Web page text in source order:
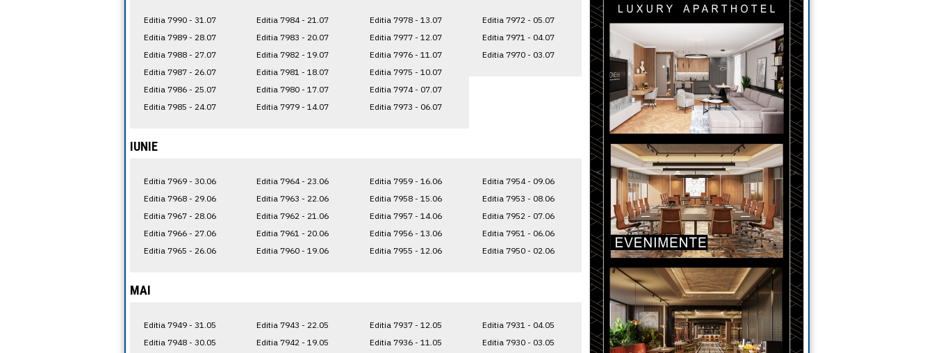
Editia 7990 - 31.07
Editia 7989 - 28.07
Editia 7988 - 27.07
Editia 7987 - 26.07
Editia 7986 - 25.07
Editia 7985 - 24.07
Editia 7984 - 21.07
Editia 7983 - 20.07
Editia 7982 - 19.07
Editia 7981 - 18.07
Editia 7980 - 17.07
Editia 7979 - 14.07
Editia 7978 - 13.07
Editia 7977 - 12.07
Editia 7976 - 11.07
Editia 7975 - 10.07
Editia 7974 - 07.07
Editia 7973 - 06.07
Editia 7972 - 05.07
Editia 7971 - 04.07
Editia 7970 - 03.07
IUNIE
Editia 7969 - 30.06
Editia 7968 - 29.06
Editia 7967 - 28.06
Editia 7966 - 27.06
Editia 7965 - 26.06
Editia 7964 - 23.06
Editia 7963 - 22.06
Editia 7962 - 21.06
Editia 7961 - 20.06
Editia 7960 - 19.06
Editia 7959 - 16.06
Editia 7958 - 15.06
Editia 7957 - 14.06
Editia 7956 - 13.06
Editia 7955 - 12.06
Editia 7954 - 09.06
Editia 7953 - 08.06
Editia 7952 - 07.06
Editia 7951 - 06.06
Editia 7950 - 02.06
MAI
Editia 7949 - 31.05
Editia 7948 - 30.05
Editia 7943 - 22.05
Editia 7942 - 19.05
Editia 7937 - 12.05
Editia 7936 - 11.05
Editia 7931 - 04.05
Editia 7930 - 03.05